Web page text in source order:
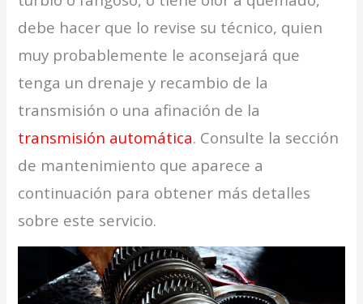
debe hacer que lo revise su técnico, quien
muy probablemente le aconsejará que
tenga un drenaje y recambio de la
transmisión o una afinación de la
transmisión automática. Consulte la sección
de mantenimiento que aparece a
continuación para obtener más detalles
sobre este servicio.